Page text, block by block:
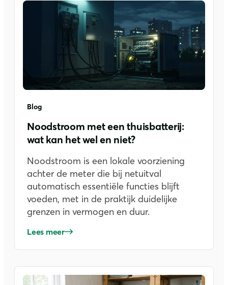
Blog
Noodstroom met een thuisbatterij:
wat kan het wel en niet?
Noodstroom is een lokale voorziening
achter de meter die bij netuitval
automatisch essentiële functies blijft
voeden, met in de praktijk duidelijke
grenzen in vermogen en duur.
Lees meer